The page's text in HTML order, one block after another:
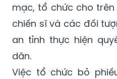
mạc, tổ chức cho trên
chiến sĩ và các đối
an tỉnh thực hiện
dân.
Việc tổ chức bỏ